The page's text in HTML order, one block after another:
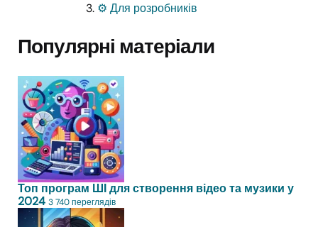
⚙️ Для розробників
Популярні матеріали
Топ програм ШІ для створення відео та музики у
2024 3 740 переглядів